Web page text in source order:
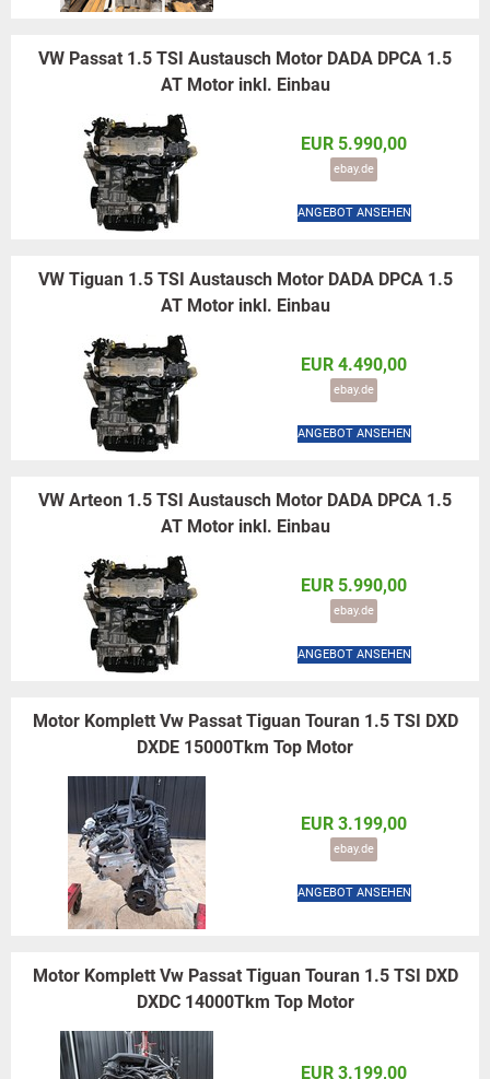
VW Passat 1.5 TSI Austausch Motor DADA DPCA 1.5
AT Motor inkl. Einbau
EUR 5.990,00
ebay.de
ANGEBOT ANSEHEN
VW Tiguan 1.5 TSI Austausch Motor DADA DPCA 1.5
AT Motor inkl. Einbau
EUR 4.490,00
ebay.de
ANGEBOT ANSEHEN
VW Arteon 1.5 TSI Austausch Motor DADA DPCA 1.5
AT Motor inkl. Einbau
EUR 5.990,00
ebay.de
ANGEBOT ANSEHEN
Motor Komplett Vw Passat Tiguan Touran 1.5 TSI DXD
DXDE 15000Tkm Top Motor
EUR 3.199,00
ebay.de
ANGEBOT ANSEHEN
Motor Komplett Vw Passat Tiguan Touran 1.5 TSI DXD
DXDC 14000Tkm Top Motor
EUR 3.199,00